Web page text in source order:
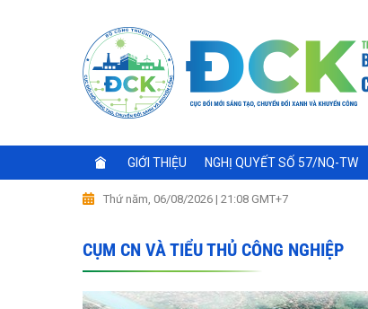
GIỚI THIỆU NGHỊ QUYẾT SỐ 57/NQ-TW
Thứ năm, 06/08/2026 | 21:08 GMT+7
CỤM CN VÀ TIỂU THỦ CÔNG NGHIỆP